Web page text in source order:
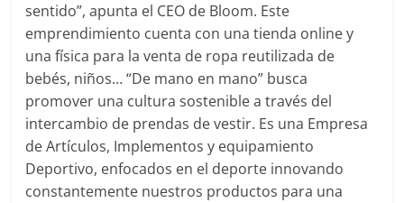
sentido”, apunta el CEO de Bloom. Este
emprendimiento cuenta con una tienda online y
una física para la venta de ropa reutilizada de
bebés, niños… “De mano en mano” busca
promover una cultura sostenible a través del
intercambio de prendas de vestir. Es una Empresa
de Artículos, Implementos y equipamiento
Deportivo, enfocados en el deporte innovando
constantemente nuestros productos para una